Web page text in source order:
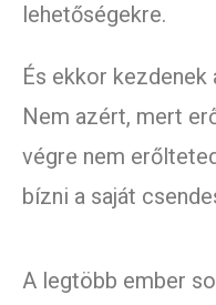
lehetőségekre.
És ekkor kezdenek
Nem azért, mert
végre nem
bízni a saját
A legtöbb ember